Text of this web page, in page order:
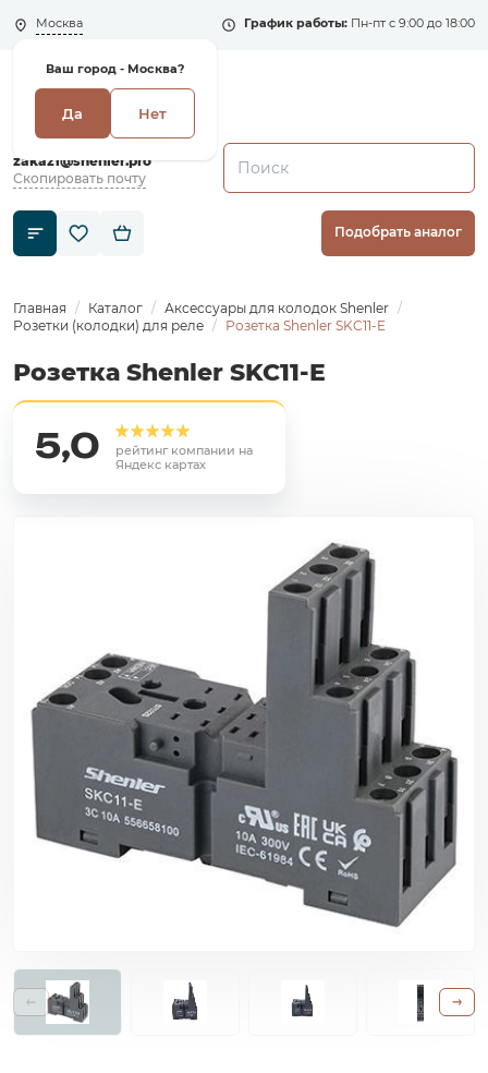
Москва
Ваш город - Москва?
Да Нет
График работы: Пн-пт с 9:00 до 18:00
+7 (495) 135-135-5
zakaz1@shenler.pro
Скопировать почту
Подобрать аналог
Главная Каталог
Аксессуары для колодок Shenler
Розетки (колодки) для реле
Розетка Shenler SKC11-E
Розетка Shenler SKC11-E
5,0
рейтинг компании на
Яндекс картах